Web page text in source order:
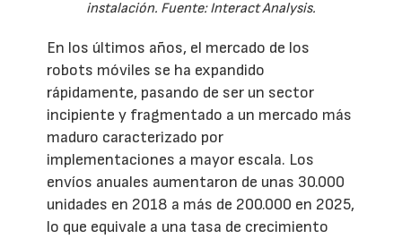
instalación. Fuente: Interact Analysis.
En los últimos años, el mercado de los
robots móviles se ha expandido
rápidamente, pasando de ser un sector
incipiente y fragmentado a un mercado más
maduro caracterizado por
implementaciones a mayor escala. Los
envíos anuales aumentaron de unas 30.000
unidades en 2018 a más de 200.000 en 2025,
lo que equivale a una tasa de crecimiento